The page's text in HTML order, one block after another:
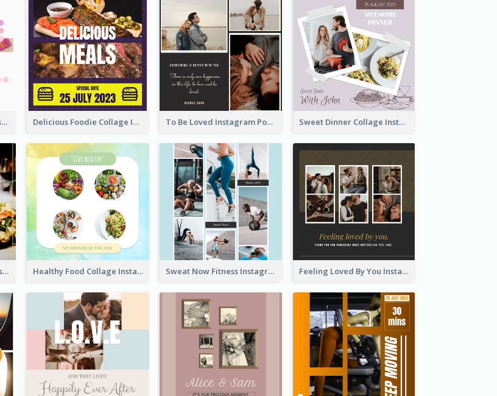
Happy Birthday Wishes Instagram Post Delicious Foodie Collage Instagram Post To Be Loved Instagram Post Sweet Dinner Collage Instagram Post
Good Food Good Mood Instagram Post Healthy Food Collage Instagram Post Sweat Now Fitness Instagram Post Feeling Loved By You Instagram Post